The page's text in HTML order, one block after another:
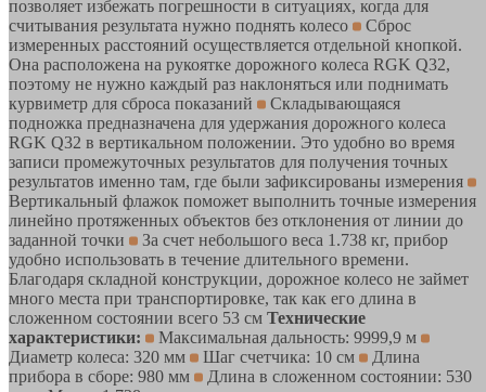
позволяет избежать погрешности в ситуациях, когда для
считывания результата нужно поднять колесо
Сброс
измеренных расстояний осуществляется отдельной кнопкой.
Она расположена на рукоятке дорожного колеса RGK Q32,
поэтому не нужно каждый раз наклоняться или поднимать
курвиметр для сброса показаний
Складывающаяся
подножка предназначена для удержания дорожного колеса
RGK Q32 в вертикальном положении. Это удобно во время
записи промежуточных результатов для получения точных
результатов именно там, где были зафиксированы измерения
Вертикальный флажок поможет выполнить точные измерения
линейно протяженных объектов без отклонения от линии до
заданной точки
За счет небольшого веса 1.738 кг, прибор
удобно использовать в течение длительного времени.
Благодаря складной конструкции, дорожное колесо не займет
много места при транспортировке, так как его длина в
сложенном состоянии всего 53 см Технические
характеристики:
Максимальная дальность: 9999,9 м
Диаметр колеса: 320 мм
Шаг счетчика: 10 см
Длина
прибора в сборе: 980 мм
Длина в сложенном состоянии: 530